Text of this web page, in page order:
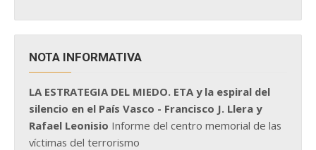
NOTA INFORMATIVA
LA ESTRATEGIA DEL MIEDO. ETA y la espiral del
silencio en el País Vasco - Francisco J. Llera y
Rafael Leonisio Informe del centro memorial de las
víctimas del terrorismo